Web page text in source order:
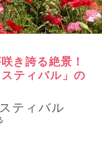
き誇る絶景！
スティバル」の
ティバル